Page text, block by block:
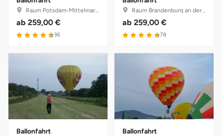
Raum Potsdam-Mittelmark, Brandenburg
ab 259,00 €
4.6 von 5
36
Raum Brandenburg an der Havel, Brandenburg
ab 259,00 €
4.7 von 5
78
Ballonfahrt Ballonfahrt
Münster
Pirna
Sangerhausen
Unterwellenborn